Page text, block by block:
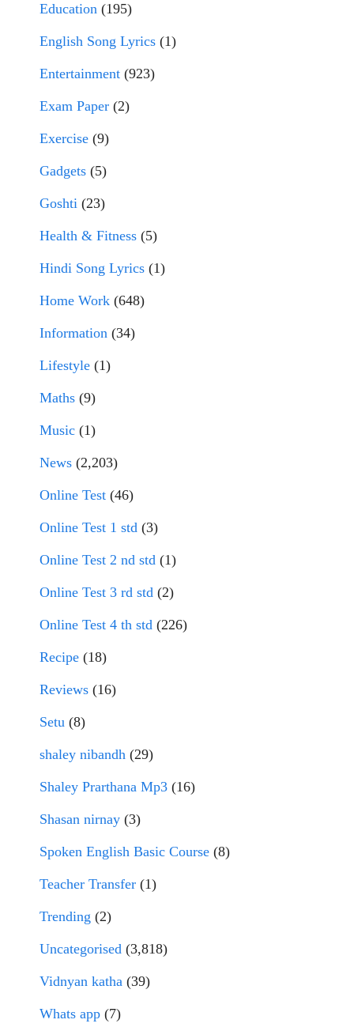
Education (195)
English Song Lyrics (1)
Entertainment (923)
Exam Paper (2)
Exercise (9)
Gadgets (5)
Goshti (23)
Health & Fitness (5)
Hindi Song Lyrics (1)
Home Work (648)
Information (34)
Lifestyle (1)
Maths (9)
Music (1)
News (2,203)
Online Test (46)
Online Test 1 std (3)
Online Test 2 nd std (1)
Online Test 3 rd std (2)
Online Test 4 th std (226)
Recipe (18)
Reviews (16)
Setu (8)
shaley nibandh (29)
Shaley Prarthana Mp3 (16)
Shasan nirnay (3)
Spoken English Basic Course (8)
Teacher Transfer (1)
Trending (2)
Uncategorised (3,818)
Vidnyan katha (39)
Whats app (7)